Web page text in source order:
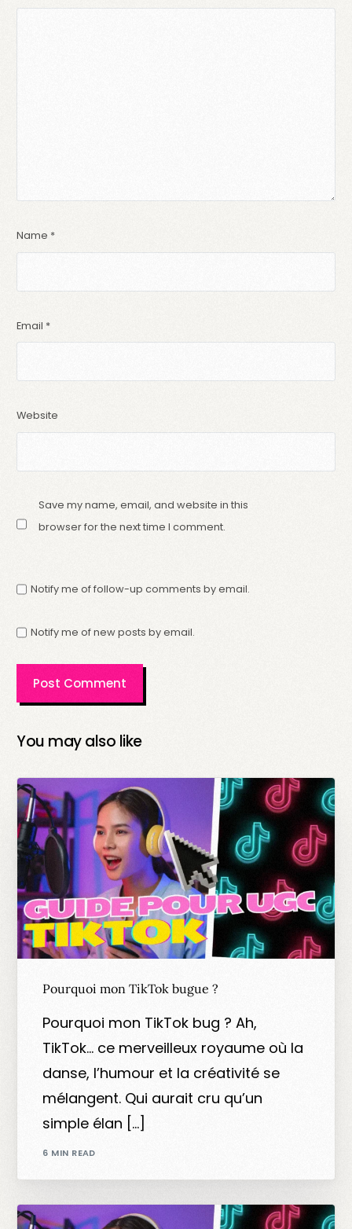
Name *
Email *
Website
Save my name, email, and website in this
browser for the next time I comment.
Notify me of follow-up comments by email.
Notify me of new posts by email.
You may also like
Pourquoi mon TikTok bugue ?
Pourquoi mon TikTok bug ? Ah,
TikTok… ce merveilleux royaume où la
danse, l’humour et la créativité se
mélangent. Qui aurait cru qu’un
simple élan […]
6 MIN READ